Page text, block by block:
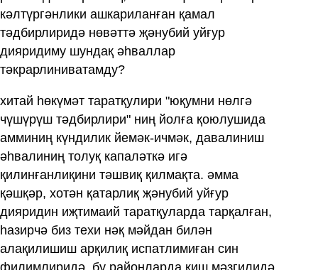
кәлтүргәнлики ашкариланған қамал
тәдбирлиридә нөвәттә җәнубий уйғур
дияридиму шундақ әһваллар
тәкрарлиниватамду?
хитай һөкүмәт таратқулири "юқумни нөлгә
чүшүрүш тәдбирлири" ниң йолға қоюлушида
амминиң күндилик йемәк-ичмәк, давалиниш
әһвалиниң толуқ капаләткә игә
қилинғанлиқини тәшвиқ қилмақта. әмма
қәшқәр, хотән қатарлиқ җәнубий уйғур
дияридин иҗтимаий таратқуларда тарқалған,
һазирчә биз техи нәқ мәйдан билән
алақилишиш арқилиқ испатлимиған син